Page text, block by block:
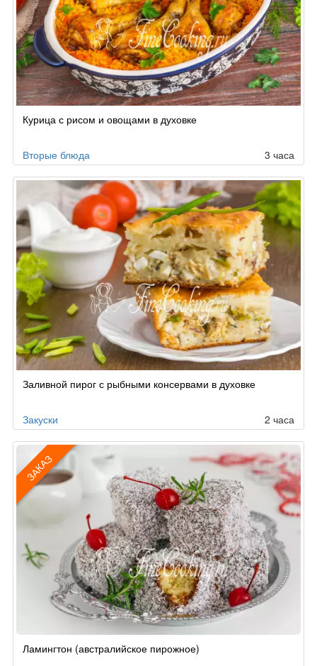
Курица с рисом и овощами в духовке
Вторые блюда 3 часа
Заливной пирог с рыбными консервами в духовке
Закуски 2 часа
ЗАКАЗ
поЛамингтон (австралийское пирожное)